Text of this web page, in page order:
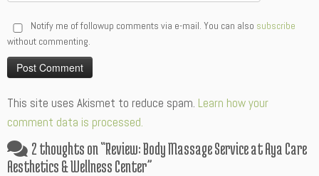
Notify me of followup comments via e-mail. You can also subscribe
without commenting.
This site uses Akismet to reduce spam. Learn how your
comment data is processed.
2 thoughts on “Review: Body Massage Service at Aya Care
Aesthetics & Wellness Center”